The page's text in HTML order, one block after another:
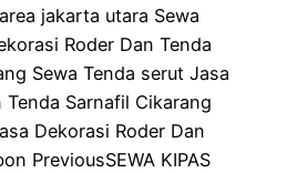
jakarta utara Sewa
Roder Dan Tenda
Sewa Tenda serut Jasa
Tenda Sarnafil Cikarang
Dekorasi Roder Dan
PreviousSEWA KIPAS